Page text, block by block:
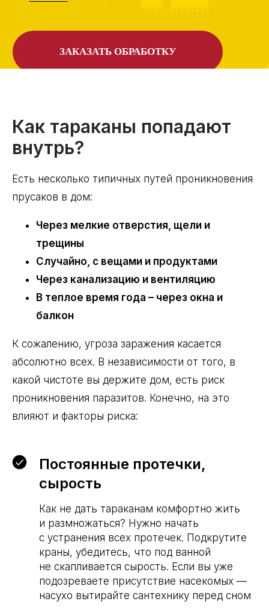
Как тараканы попадают
внутрь?
Есть несколько типичных путей проникновения
прусаков в дом:
Через мелкие отверстия, щели и
трещины
Случайно, с вещами и продуктами
Через канализацию и вентиляцию
В теплое время года – через окна и
балкон
К сожалению, угроза заражения касается
абсолютно всех. В независимости от того, в
какой чистоте вы держите дом, есть риск
проникновения паразитов. Конечно, на это
влияют и факторы риска:
Постоянные протечки,
сырость
Как не дать тараканам комфортно жить
и размножаться? Нужно начать
с устранения всех протечек. Подкрутите
краны, убедитесь, что под ванной
не скапливается сырость. Если вы уже
подозреваете присутствие насекомых —
насухо вытирайте сантехнику перед сном